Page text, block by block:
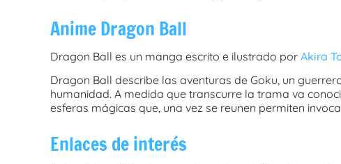
Anime Dragon Ball
Dragon Ball es un manga escrito e ilustrado por Akira
Dragon Ball describe las aventuras de Goku, un
humanidad. A medida que transcurre la trama va
esferas mágicas que, una vez se reunen permiten
Enlaces de interés